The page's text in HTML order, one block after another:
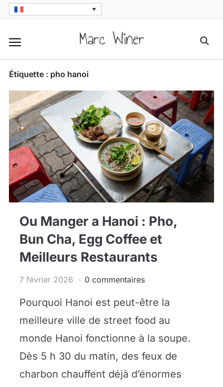
Skip
content
Marc Winer
Étiquette : pho hanoi
Ou Manger a Hanoi : Pho,
Bun Cha, Egg Coffee et
Meilleurs Restaurants
7 février 2026 0 commentaires
Pourquoi Hanoi est peut-être la
meilleure ville de street food au
monde Hanoi fonctionne à la soupe.
Dès 5 h 30 du matin, des feux de
charbon chauffent déjà d’énormes